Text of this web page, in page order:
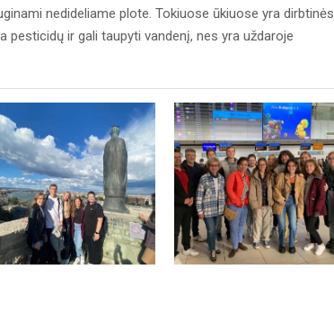
nedideliame plote. Tokiuose ūkiuose yra dirbtinės
pesticidų ir gali taupyti vandenį, nes yra uždaroje